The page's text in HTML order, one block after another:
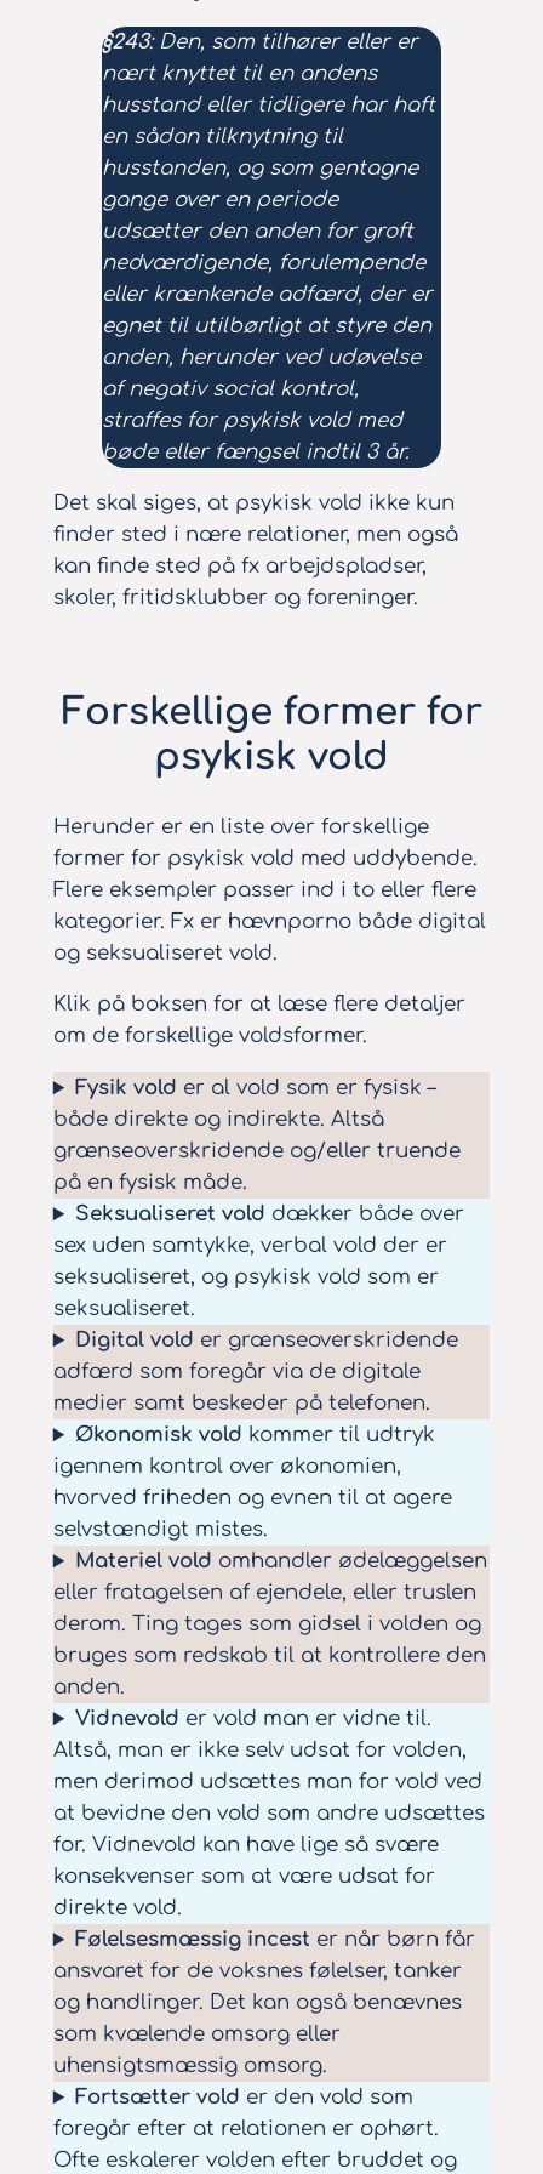
§243: Den, som tilhører eller er
nært knyttet til en andens
husstand eller tidligere har haft
en sådan tilknytning til
husstanden, og som gentagne
gange over en periode
udsætter den anden for groft
nedværdigende, forulempende
eller krænkende adfærd, der er
egnet til utilbørligt at styre den
anden, herunder ved udøvelse
af negativ social kontrol,
straffes for psykisk vold med
bøde eller fængsel indtil 3 år.
Det skal siges, at psykisk vold ikke kun
finder sted i nære relationer, men også
kan finde sted på fx arbejdspladser,
skoler, fritidsklubber og foreninger.
Forskellige former for
psykisk vold
Herunder er en liste over forskellige
former for psykisk vold med uddybende.
Flere eksempler passer ind i to eller flere
kategorier. Fx er hævnporno både digital
og seksualiseret vold.
Klik på boksen for at læse flere detaljer
om de forskellige voldsformer.
Fysik vold er al vold som er fysisk –
både direkte og indirekte. Altså
grænseoverskridende og/eller truende
på en fysisk måde.
Seksualiseret vold dækker både over
sex uden samtykke, verbal vold der er
seksualiseret, og psykisk vold som er
seksualiseret.
Digital vold er grænseoverskridende
adfærd som foregår via de digitale
medier samt beskeder på telefonen.
Økonomisk vold kommer til udtryk
igennem kontrol over økonomien,
hvorved friheden og evnen til at agere
selvstændigt mistes.
Materiel vold omhandler ødelæggelsen
eller fratagelsen af ejendele, eller truslen
derom. Ting tages som gidsel i volden og
bruges som redskab til at kontrollere den
anden.
Vidnevold er vold man er vidne til.
Altså, man er ikke selv udsat for volden,
men derimod udsættes man for vold ved
at bevidne den vold som andre udsættes
for. Vidnevold kan have lige så svære
konsekvenser som at være udsat for
direkte vold.
Følelsesmæssig incest er når børn får
ansvaret for de voksnes følelser, tanker
og handlinger. Det kan også benævnes
som kvælende omsorg eller
uhensigtsmæssig omsorg.
Fortsætter vold er den vold som
foregår efter at relationen er ophørt.
Ofte eskalerer volden efter bruddet og